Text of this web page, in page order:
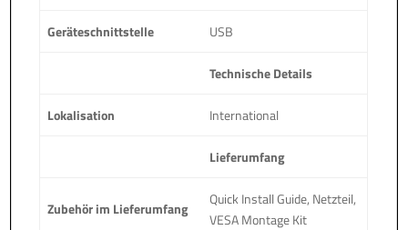
Geräteschnittstelle USB
Technische Details
Lokalisation International
Lieferumfang
Zubehör im Lieferumfang
Quick Install Guide, Netzteil,
VESA Montage Kit